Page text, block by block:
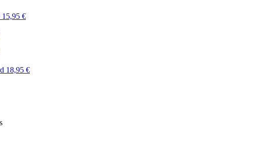
15,95 €
18,95 €